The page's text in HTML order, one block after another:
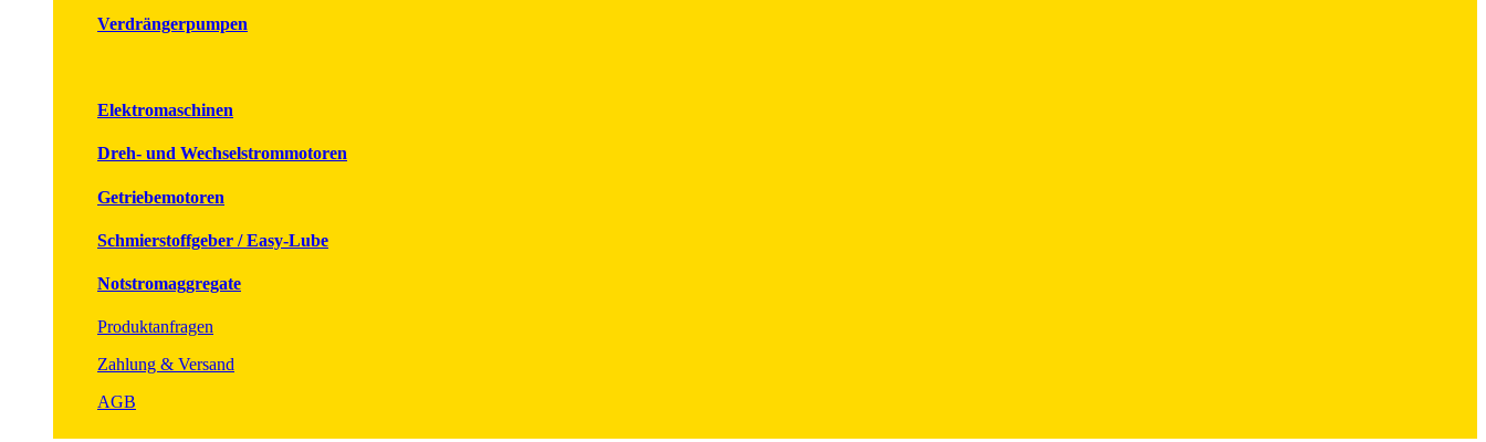
Verdrängerpumpen
Elektromaschinen
Dreh- und Wechselstrommotoren
Getriebemotoren
Schmierstoffgeber / Easy-Lube
Notstromaggregate
Produktanfragen
Zahlung & Versand
AGB